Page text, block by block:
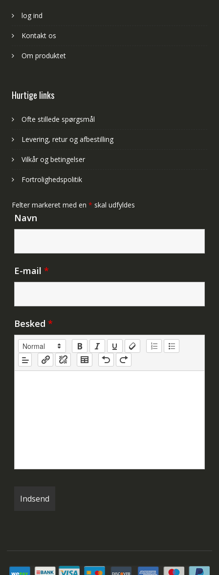
log ind
Kontakt os
Om produktet
Hurtige links
Ofte stillede spørgsmål
Levering, retur og afbestilling
Vilkår og betingelser
Fortrolighedspolitik
Felter markeret med en * skal udfyldes
Navn
E-mail *
Besked *